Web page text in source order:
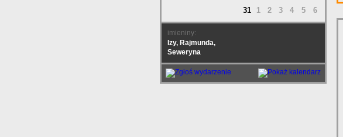
31
1 2 3 4 5 6
imieniny:
Izy, Rajmunda,
Seweryna